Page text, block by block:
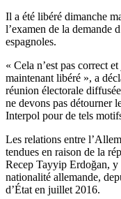
Il a été libéré dimanche
l’examen de la demande
espagnoles.
« Cela n’est pas correct
maintenant libéré », a
réunion électorale
ne devons pas détourner
Interpol pour de tels
Les relations entre
tendues en raison de la
Recep Tayyip Erdoğan, y
nationalité allemande,
d’État en juillet 2016.